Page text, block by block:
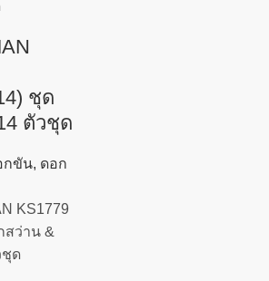
ชุด
ตัวชุด
กขัน, ดอก